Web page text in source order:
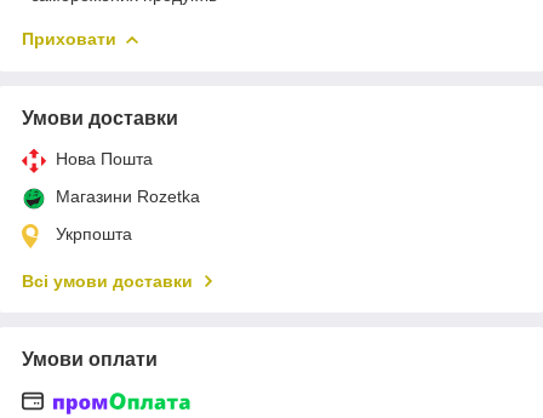
Приховати
Умови доставки
Нова Пошта
Магазини Rozetka
Укрпошта
Всі умови доставки
Умови оплати